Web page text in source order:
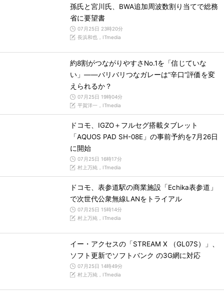
孫氏と宮川氏、BWA追加周波数割り当てで総務
省に要望書
07月25日 23時20分
長浜和也，ITmedia
約8割がつながりやすさNo.1を「信じていな
い」――バリバリつなガレーは“辛口”評価を変
えられるか？
07月25日 19時04分
平賀洋一，ITmedia
ドコモ、IGZO＋フルセグ搭載タブレット
「AQUOS PAD SH-08E」の事前予約を7月26日
に開始
07月25日 16時17分
村上万純，ITmedia
ドコモ、表参道駅の商業施設「Echika表参道」
で次世代公衆無線LANをトライアル
07月25日 15時14分
村上万純，ITmedia
イー・アクセスの「STREAM X （GL07S）」、
ソフト更新でソフトバンク の3G網に対応
07月25日 14時49分
村上万純，ITmedia